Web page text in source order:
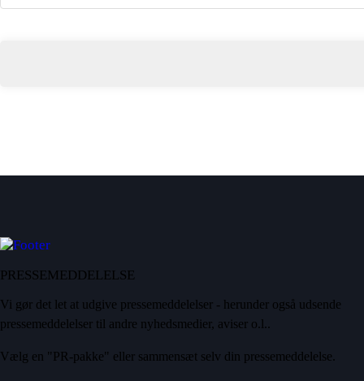
PRESSEMEDDELELSE
Vi gør det let at udgive pressemeddelelser - herunder også udsende
pressemeddelelser til andre nyhedsmedier, aviser o.l..
Vælg en "PR-pakke" eller sammensæt selv din pressemeddelelse.